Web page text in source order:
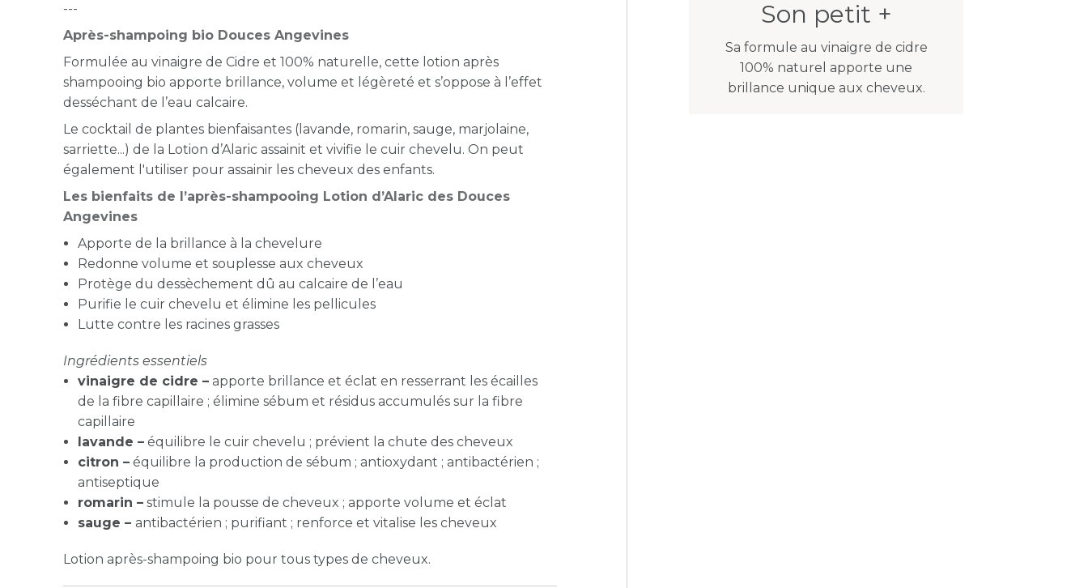
---
Après-shampoing bio Douces Angevines
Formulée au vinaigre de Cidre et 100% naturelle, cette lotion après
shampooing bio apporte brillance, volume et légèreté et s’oppose à l’effet
desséchant de l’eau calcaire.
Le cocktail de plantes bienfaisantes (lavande, romarin, sauge, marjolaine,
sarriette...) de la Lotion d’Alaric assainit et vivifie le cuir chevelu. On peut
également l'utiliser pour assainir les cheveux des enfants.
Les bienfaits de l’après-shampooing Lotion d’Alaric des Douces
Angevines
Apporte de la brillance à la chevelure
Redonne volume et souplesse aux cheveux
Protège du dessèchement dû au calcaire de l’eau
Purifie le cuir chevelu et élimine les pellicules
Lutte contre les racines grasses
Ingrédients essentiels
vinaigre de cidre – apporte brillance et éclat en resserrant les écailles
de la fibre capillaire ; élimine sébum et résidus accumulés sur la fibre
capillaire
lavande –équilibre le cuir chevelu ; prévient la chute des cheveux
citron –équilibre la production de sébum ; antioxydant ; antibactérien ;
antiseptique
romarin – stimule la pousse de cheveux ; apporte volume et éclat
sauge – antibactérien ; purifiant ; renforce et vitalise les cheveux
Lotion après-shampoing bio pour tous types de cheveux.
Son petit +
Sa formule au vinaigre de cidre
100% naturel apporte une
brillance unique aux cheveux.